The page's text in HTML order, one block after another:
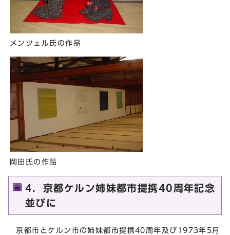
メンツェル氏の作品
岡田氏の作品
4．京都ケルン姉妹都市提携40周年記念
並びに
京都市とケルン市の姉妹都市提携40周年及び1973年5月